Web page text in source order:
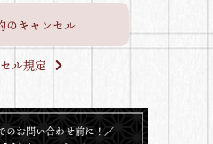
のキャンセル
ル規定
のお問い合わせ前に！／